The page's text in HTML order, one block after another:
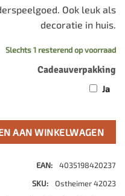
Ook leuk als
decoratie in huis.
Slechts 1 resterend op voorraad
Cadeauverpakking
Ja
AAN WINKELWAGEN
EAN:
4035198420237
SKU:
Ostheimer 42023